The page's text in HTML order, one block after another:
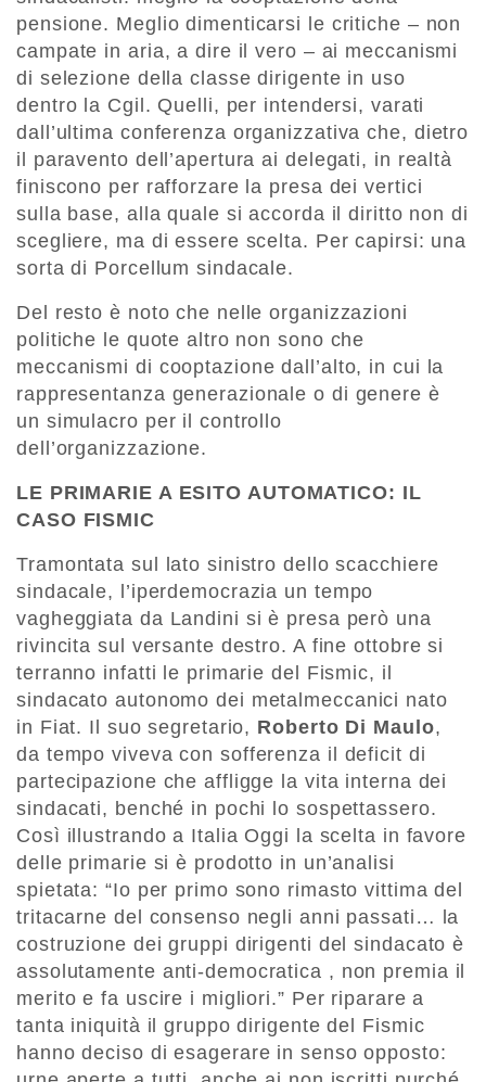
pensione. Meglio dimenticarsi le critiche – non
campate in aria, a dire il vero – ai meccanismi
di selezione della classe dirigente in uso
dentro la Cgil. Quelli, per intendersi, varati
dall’ultima conferenza organizzativa che, dietro
il paravento dell’apertura ai delegati, in realtà
finiscono per rafforzare la presa dei vertici
sulla base, alla quale si accorda il diritto non di
scegliere, ma di essere scelta. Per capirsi: una
sorta di Porcellum sindacale.
Del resto è noto che nelle organizzazioni
politiche le quote altro non sono che
meccanismi di cooptazione dall’alto, in cui la
rappresentanza generazionale o di genere è
un simulacro per il controllo
dell’organizzazione.
LE PRIMARIE A ESITO AUTOMATICO: IL
CASO FISMIC
Tramontata sul lato sinistro dello scacchiere
sindacale, l’iperdemocrazia un tempo
vagheggiata da Landini si è presa però una
rivincita sul versante destro. A fine ottobre si
terranno infatti le primarie del Fismic, il
sindacato autonomo dei metalmeccanici nato
in Fiat. Il suo segretario, Roberto Di Maulo,
da tempo viveva con sofferenza il deficit di
partecipazione che affligge la vita interna dei
sindacati, benché in pochi lo sospettassero.
Così illustrando a Italia Oggi la scelta in favore
delle primarie si è prodotto in un’analisi
spietata: “Io per primo sono rimasto vittima del
tritacarne del consenso negli anni passati… la
costruzione dei gruppi dirigenti del sindacato è
assolutamente anti-democratica , non premia il
merito e fa uscire i migliori.” Per riparare a
tanta iniquità il gruppo dirigente del Fismic
hanno deciso di esagerare in senso opposto: